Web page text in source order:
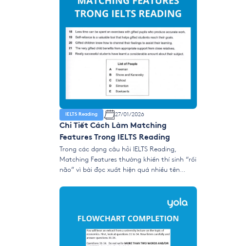
IELTS Reading 27/01/2026
Chi Tiết Cách Làm Matching
Features Trong IELTS Reading
Trong các dạng câu hỏi IELTS Reading,
Matching Features thường khiến thí sinh “rối
não” vì bài đọc xuất hiện quá nhiều tên
điểm cùng lúc. Tuy nhiên, đây lại là dạng ăn
điểm nếu bạn hiểu đúng cơ chế ra đề và